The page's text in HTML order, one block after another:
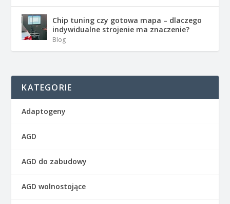
Chip tuning czy gotowa mapa – dlaczego
indywidualne strojenie ma znaczenie?
Blog
KATEGORIE
Adaptogeny
AGD
AGD do zabudowy
AGD wolnostojące